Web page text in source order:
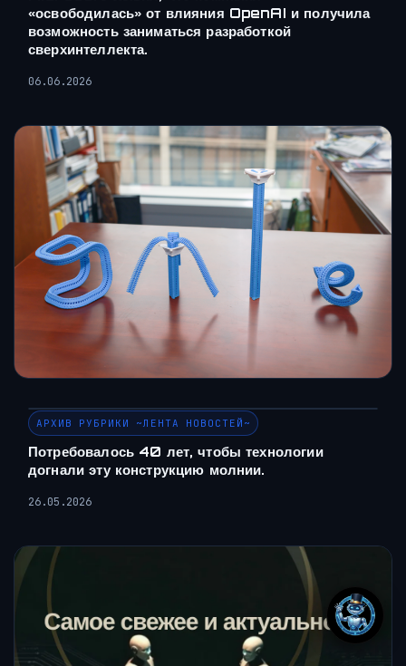
«освободилась» от влияния OpenAI и получила
возможность заниматься разработкой
сверхинтеллекта.
06.06.2026
АРХИВ РУБРИКИ ~ЛЕНТА НОВОСТЕЙ~
Потребовалось 40 лет, чтобы технологии
догнали эту конструкцию молнии.
26.05.2026